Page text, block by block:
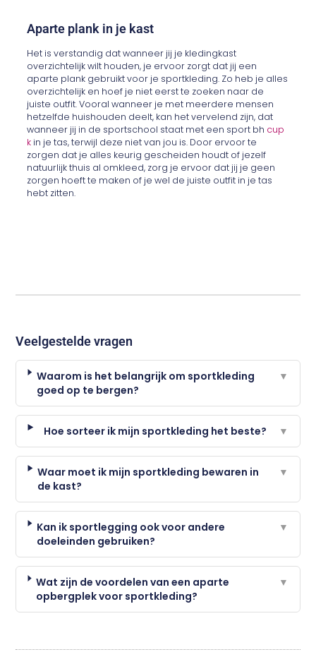
Aparte plank in je kast
Het is verstandig dat wanneer jij je kledingkast
overzichtelijk wilt houden, je ervoor zorgt dat jij een
aparte plank gebruikt voor je sportkleding. Zo heb je alles
overzichtelijk en hoef je niet eerst te zoeken naar de
juiste outfit. Vooral wanneer je met meerdere mensen
hetzelfde huishouden deelt, kan het vervelend zijn, dat
wanneer jij in de sportschool staat met een sport bh cup
k in je tas, terwijl deze niet van jou is. Door ervoor te
zorgen dat je alles keurig gescheiden houdt of jezelf
natuurlijk thuis al omkleed, zorg je ervoor dat jij je geen
zorgen hoeft te maken of je wel de juiste outfit in je tas
hebt zitten.
Veelgestelde vragen
Waarom is het belangrijk om sportkleding
goed op te bergen?
▼
Hoe sorteer ik mijn sportkleding het beste? ▼
Waar moet ik mijn sportkleding bewaren in
de kast?
▼
Kan ik sportlegging ook voor andere
doeleinden gebruiken?
▼
Wat zijn de voordelen van een aparte
opbergplek voor sportkleding?
▼